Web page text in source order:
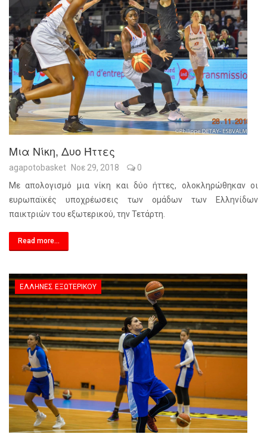
Μια Νίκη, Δυο Ήττες
agapotobasket Νοε 29, 2018
0
Με απολογισμό μια νίκη και δύο ήττες, ολοκληρώθηκαν οι
ευρωπαϊκές υποχρέωσεις των ομάδων των Ελληνίδων
παικτριών του εξωτερικού, την Τετάρτη.
Read more...
ΈΛΛΗΝΕΣ ΕΞΩΤΕΡΙΚΟΎ